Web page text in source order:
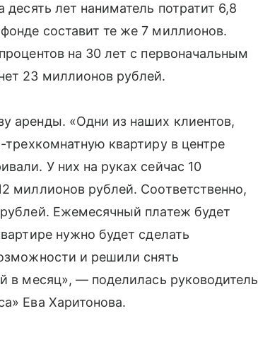
лет наниматель потратит 6,8
составит те же 7 миллионов.
на 30 лет с первоначальным
23 миллионов рублей.
аренды. «Одни из наших клиентов,
трехкомнатную квартиру в центре
У них на руках сейчас 10
миллионов рублей. Соответственно,
Ежемесячный платеж будет
нужно будет сделать
и решили снять
в месяц», — поделилась руководитель
Ева Харитонова.